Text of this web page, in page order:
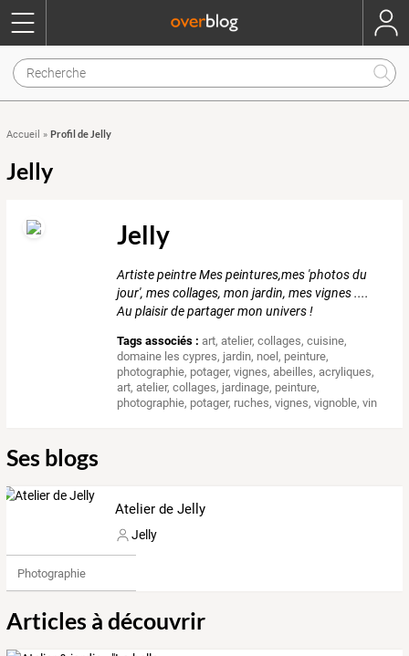
Accueil » Profil de Jelly
Jelly
Jelly
Artiste peintre Mes peintures,mes 'photos du
jour', mes collages, mon jardin, mes vignes ....
Au plaisir de partager mon univers !
Tags associés : art,atelier,collages,cuisine,
domaine les cypres, jardin, noel, peinture,
photographie, potager,vignes,abeilles,acryliques,
art,atelier,collages, jardinage, peinture,
photographie, potager, ruches,vignes,vignoble,vin
Ses blogs
Atelier de Jelly
Jelly
Photographie
Articles à découvrir